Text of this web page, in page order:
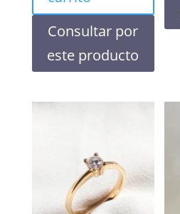
Consultar por
este producto